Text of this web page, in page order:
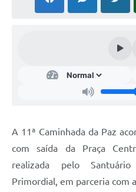
Galeria de Fotos
Projetos
Licitações
A 11ª Caminhada da Paz
com saída da Praça
realizada pelo
Primordial, em parceria com